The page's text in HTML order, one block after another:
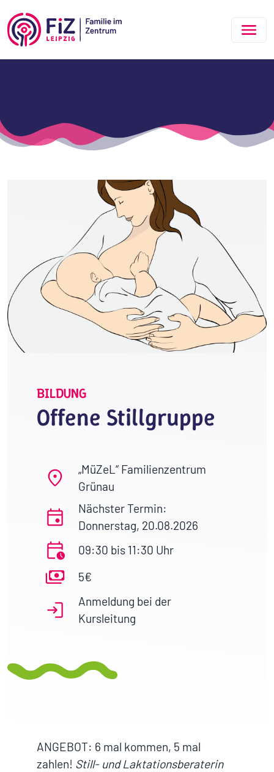
BILDUNG
Offene Stillgruppe
„MüZeL“ Familienzentrum
Grünau
Nächster Termin:
Donnerstag, 20.08.2026
09:30 bis 11:30 Uhr
5€
Anmeldung bei der
Kursleitung
ANGEBOT: 6 mal kommen, 5 mal
zahlen! Still- und Laktationsberaterin